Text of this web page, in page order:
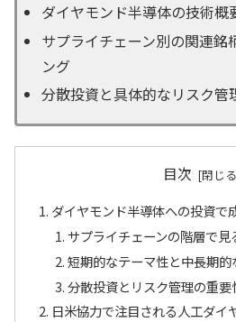
ダイヤモンド半導体の技術概
サプライチェーン別の関連銘
ング
分散投資と具体的なリスク管
目次
ダイヤモンド半導体への投資で
サプライチェーンの階層で見
短期的なテーマ性と中長期
分散投資とリスク管理の重要
日米協力で注目される人工ダイ